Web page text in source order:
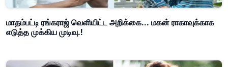
மாதம்பட்டி ரங்கராஜ் வெளியிட்ட அறிக்கை... மகன் ராகாவுக்காக
எடுத்த முக்கிய முடிவு.!